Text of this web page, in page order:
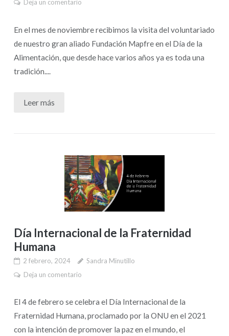
Deja un comentario
En el mes de noviembre recibimos la visita del voluntariado
de nuestro gran aliado Fundación Mapfre en el Día de la
Alimentación, que desde hace varios años ya es toda una
tradición....
Leer más
Día Internacional de la Fraternidad
Humana
2 febrero, 2024
Sandra Minutillo
Deja un comentario
El 4 de febrero se celebra el Día Internacional de la
Fraternidad Humana, proclamado por la ONU en el 2021
con la intención de promover la paz en el mundo, el